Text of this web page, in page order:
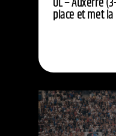
place et met